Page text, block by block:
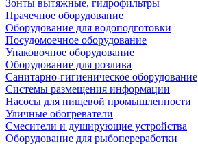
Зонты вытяжные, гидрофильтры
Прачечное оборудование
Оборудование для водоподготовки
Посудомоечное оборудование
Упаковочное оборудование
Оборудование для розлива
Санитарно-гигиеническое оборудование
Системы размещения информации
Насосы для пищевой промышленности
Уличные обогреватели
Смесители и душирующие устройства
Оборудование для рыбопереработки